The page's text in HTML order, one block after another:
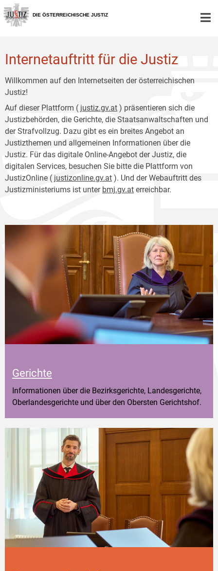
Zur
Hauptnavigation
[1]
Zum
Inhalt
[2]
DIE ÖSTERREICHISCHE JUSTIZ
Internetauftritt für die Justiz
Willkommen auf den Internetseiten der österreichischen
Justiz!
Auf dieser Plattform ( justiz.gv.at ) präsentieren sich die
Justizbehörden, die Gerichte, die Staatsanwaltschaften und
der Strafvollzug. Dazu gibt es ein breites Angebot an
Justizthemen und allgemeinen Informationen über die
Justiz. Für das digitale Online-Angebot der Justiz, die
digitalen Services, besuchen Sie bitte die Plattform von
JustizOnline ( justizonline.gv.at ). Und der Webauftritt des
Justizministeriums ist unter bmj.gv.at erreichbar.
Gerichte
Informationen über die Bezirksgerichte, Landesgerichte,
Oberlandesgerichte und über den Obersten Gerichtshof.